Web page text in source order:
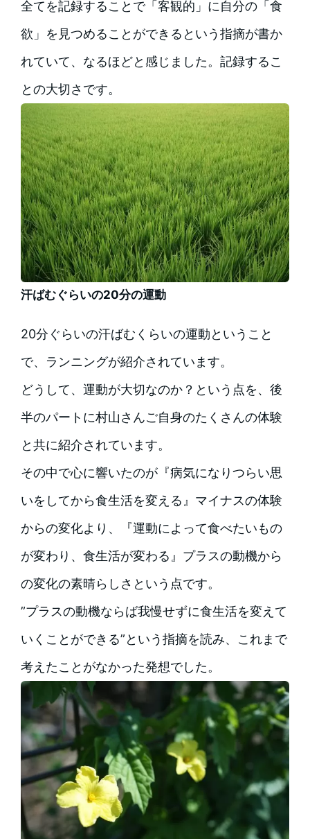
全てを記録することで「客観的」に自分の「食
欲」を見つめることができるという指摘が書か
れていて、なるほどと感じました。記録するこ
との大切さです。
汗ばむぐらいの20分の運動
20分ぐらいの汗ばむくらいの運動ということ
で、ランニングが紹介されています。
どうして、運動が大切なのか？という点を、後
半のパートに村山さんご自身のたくさんの体験
と共に紹介されています。
その中で心に響いたのが『病気になりつらい思
いをしてから食生活を変える』マイナスの体験
からの変化より、『運動によって食べたいもの
が変わり、食生活が変わる』プラスの動機から
の変化の素晴らしさという点です。
”プラスの動機ならば我慢せずに食生活を変えて
いくことができる”という指摘を読み、これまで
考えたことがなかった発想でした。